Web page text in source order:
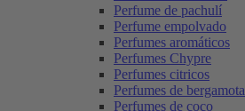
Perfume de pachulí
Perfume empolvado
Perfumes aromáticos
Perfumes Chypre
Perfumes citricos
Perfumes de bergamota
Perfumes de coco